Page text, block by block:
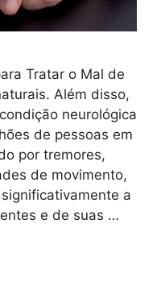
Tratar o Mal de
Além disso,
neurológica
de pessoas em
por tremores,
de movimento,
a
e de suas …